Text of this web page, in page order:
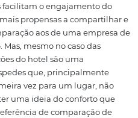
nas imagens e vídeos duas
No caso de ações
observar que fotos de
facilitam o
são mais propensas a
comparação aos de uma